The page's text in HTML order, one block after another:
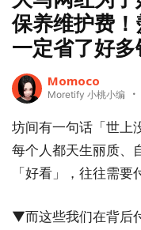
保养维护费！
一定省了好多
Momoco
Moretify 小桃小编
坊间有一句话「世上
每个人都天生丽质、
「好看」，往往需要
▼而这些我们在背后